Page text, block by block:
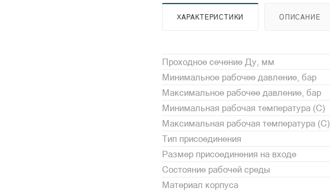
ХАРАКТЕРИСТИКИ ОПИСАНИЕ
Проходное сечение Ду, мм
Минимальное рабочее давление, бар
Максимальное рабочее давление, бар
Минимальная рабочая температура (С)
Максимальная рабочая температура (С)
Тип присоединения
Размер присоединения на входе
Состояние рабочей среды
Материал корпуса